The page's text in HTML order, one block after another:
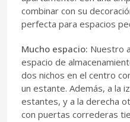
combinar con su
perfecta para espacios
Mucho espacio: Nuestro
espacio de
dos nichos en el centro
un estante. Además, a la
estantes, y a la derecha
con puertas correderas